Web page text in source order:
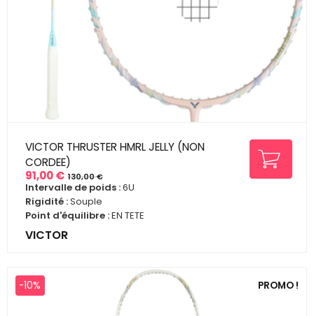
VICTOR THRUSTER HMRL JELLY (NON
CORDEE)
Prix
91,00 €
Prix
de
base
130,00 €
Intervalle de poids :6U
Rigidité :Souple
Point d'équilibre :EN TETE
VICTOR
-10% PROMO !